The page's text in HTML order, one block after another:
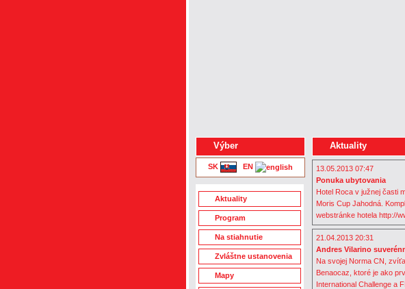
Výber
SK EN
Aktuality
Program
Na stiahnutie
Zvláštne ustanovenia
Mapy
Aktuality
13.05.2013 07:47
Ponuka ubytovania
Hotel Roca v južnej časti
Moris Cup Jahodná.
webstránke hotela http://
21.04.2013 20:31
Andres Vilarino
Na svojej Norma CN,
Benaocaz, ktoré je ako
International Challenge a